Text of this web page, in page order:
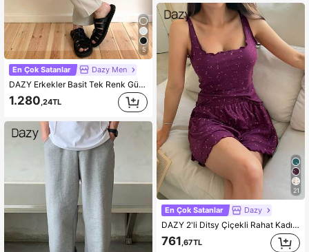
5
En Çok Satanlar Dazy Men
DAZY Erkekler Basit Tek Renk Günlük Takım Elbise Pantolon
1.280 ,24TL
21
En Çok Satanlar Dazy
DAZY 2'li Ditsy Çiçekli Rahat Kadın Pijama Takımı
761,67TL